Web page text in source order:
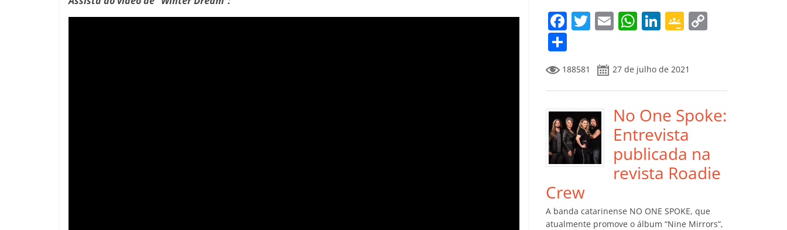
F
e
b
o
o
k
T
itt
er
E
l
W
s
A
p
p
Li
e
dI
n
G
gl
e
Cl
a
ss
ro
m
Li
n
o
m
p
ar
til
h
ar
188581 27 de julho de 2021
No One Spoke:
Entrevista
publicada na
revista Roadie
Crew
A banda catarinense NO ONE SPOKE, que
atualmente promove o álbum “Nine Mirrors”,